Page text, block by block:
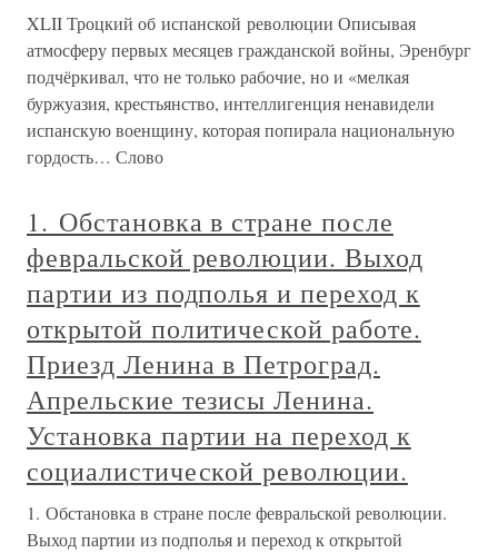
XLII Троцкий об испанской революции Описывая
атмосферу первых месяцев гражданской войны, Эренбург
подчёркивал, что не только рабочие, но и «мелкая
буржуазия, крестьянство, интеллигенция ненавидели
испанскую военщину, которая попирала национальную
гордость… Слово
1. Обстановка в стране после
февральской революции. Выход
партии из подполья и переход к
открытой политической работе.
Приезд Ленина в Петроград.
Апрельские тезисы Ленина.
Установка партии на переход к
социалистической революции.
1. Обстановка в стране после февральской революции.
Выход партии из подполья и переход к открытой